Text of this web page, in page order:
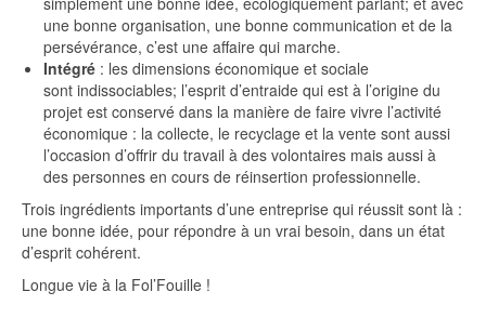
une bonne organisation, une bonne communication et de la
persévérance, c’est une affaire qui marche.
Intégré : les dimensions économique et sociale
sont indissociables; l’esprit d’entraide qui est à l’origine du
projet est conservé dans la manière de faire vivre l’activité
économique : la collecte, le recyclage et la vente sont aussi
l’occasion d’offrir du travail à des volontaires mais aussi à
des personnes en cours de réinsertion professionnelle.
Trois ingrédients importants d’une entreprise qui réussit sont là :
une bonne idée, pour répondre à un vrai besoin, dans un état
d’esprit cohérent.
Longue vie à la Fol’Fouille !